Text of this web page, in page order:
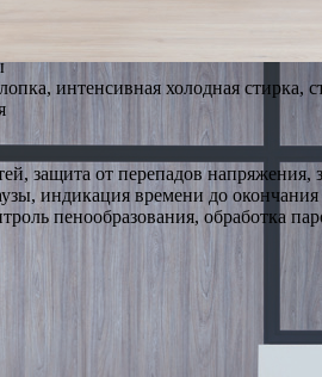
интенсивная холодная стирка,
защита от перепадов
индикация времени до
пенообразования, обработка